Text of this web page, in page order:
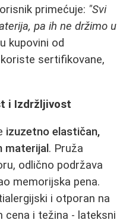
primećuje: "Svi
pa ih ne držimo u
kupovini od
sertifikovane,
i Izdržljivost
izuzetno elastičan,
materijal . Pruža
odlično podržava
memorijska pena.
i otporan na
cena i težina - lateksni